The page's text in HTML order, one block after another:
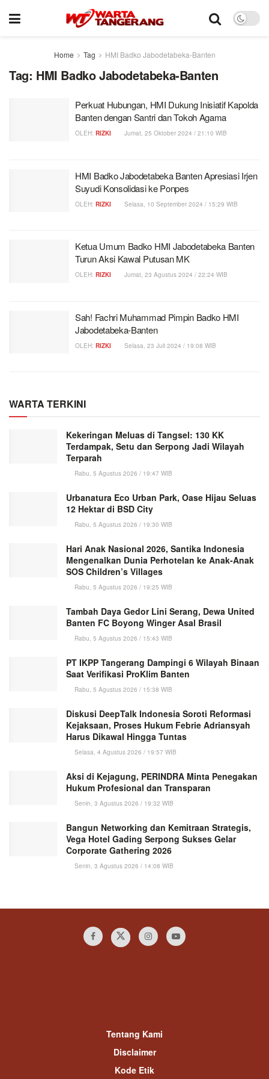
Home Tag HMI Badko Jabodetabeka-Banten
Tag: HMI Badko Jabodetabeka-Banten
Perkuat Hubungan, HMI Dukung Inisiatif Kapolda
Banten dengan Santri dan Tokoh Agama
OLEH: RIZKI Jumat, 25 Oktober 2024 / 21:10 WIB
HMI Badko Jabodetabeka Banten Apresiasi Irjen
Suyudi Konsolidasi ke Ponpes
OLEH: RIZKI Selasa, 10 September 2024 / 15:29 WIB
Ketua Umum Badko HMI Jabodetabeka Banten
Turun Aksi Kawal Putusan MK
OLEH: RIZKI Jumat, 23 Agustus 2024 / 22:24 WIB
Sah! Fachri Muhammad Pimpin Badko HMI
Jabodetabeka-Banten
OLEH: RIZKI Selasa, 23 Juli 2024 / 19:08 WIB
WARTA TERKINI
Kekeringan Meluas di Tangsel: 130 KK
Terdampak, Setu dan Serpong Jadi Wilayah
Terparah
Rabu, 5 Agustus 2026 / 19:47 WIB
Urbanatura Eco Urban Park, Oase Hijau Seluas
12 Hektar di BSD City
Rabu, 5 Agustus 2026 / 19:30 WIB
Hari Anak Nasional 2026, Santika Indonesia
Mengenalkan Dunia Perhotelan ke Anak-Anak
SOS Children’s Villages
Rabu, 5 Agustus 2026 / 19:25 WIB
Tambah Daya Gedor Lini Serang, Dewa United
Banten FC Boyong Winger Asal Brasil
Rabu, 5 Agustus 2026 / 15:43 WIB
PT IKPP Tangerang Dampingi 6 Wilayah Binaan
Saat Verifikasi ProKlim Banten
Rabu, 5 Agustus 2026 / 15:38 WIB
Diskusi DeepTalk Indonesia Soroti Reformasi
Kejaksaan, Proses Hukum Febrie Adriansyah
Harus Dikawal Hingga Tuntas
Selasa, 4 Agustus 2026 / 19:57 WIB
Aksi di Kejagung, PERINDRA Minta Penegakan
Hukum Profesional dan Transparan
Senin, 3 Agustus 2026 / 19:32 WIB
Bangun Networking dan Kemitraan Strategis,
Vega Hotel Gading Serpong Sukses Gelar
Corporate Gathering 2026
Senin, 3 Agustus 2026 / 14:08 WIB
Tentang Kami
Disclaimer
Kode Etik